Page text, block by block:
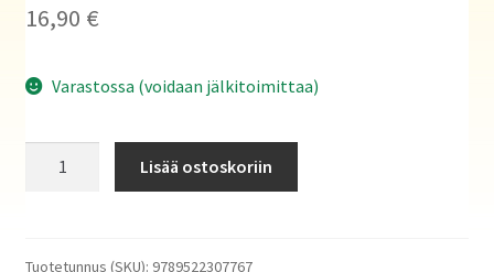
16,90 €
Varastossa (voidaan jälkitoimittaa)
määrä
Lisää ostoskoriin
Tuotetunnus (SKU): 9789522307767